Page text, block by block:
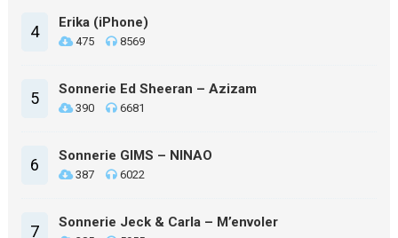
4 Erika (iPhone)
475 8569
5 Sonnerie Ed Sheeran – Azizam
390 6681
6 Sonnerie GIMS – NINAO
387 6022
7 Sonnerie Jeck & Carla – M’envoler